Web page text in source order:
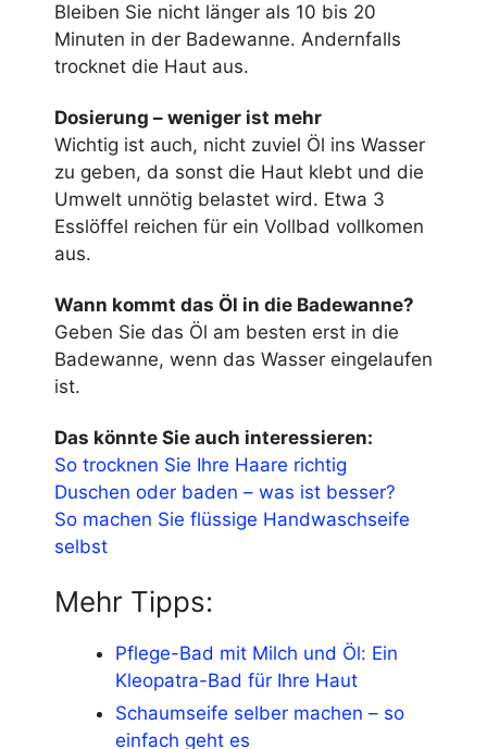
Bleiben Sie nicht länger als 10 bis 20
Minuten in der Badewanne. Andernfalls
trocknet die Haut aus.
Dosierung – weniger ist mehr
Wichtig ist auch, nicht zuviel Öl ins Wasser
zu geben, da sonst die Haut klebt und die
Umwelt unnötig belastet wird. Etwa 3
Esslöffel reichen für ein Vollbad vollkomen
aus.
Wann kommt das Öl in die Badewanne?
Geben Sie das Öl am besten erst in die
Badewanne, wenn das Wasser eingelaufen
ist.
Das könnte Sie auch interessieren:
So trocknen Sie Ihre Haare richtig
Duschen oder baden – was ist besser?
So machen Sie flüssige Handwaschseife
selbst
Mehr Tipps:
Pflege-Bad mit Milch und Öl: Ein
Kleopatra-Bad für Ihre Haut
Schaumseife selber machen – so
einfach geht es